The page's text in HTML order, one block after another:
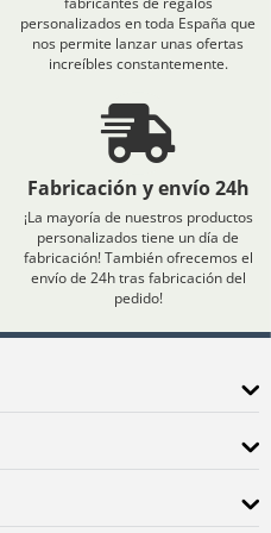
personalizados en toda España que
nos permite lanzar unas ofertas
increíbles constantemente.
Fabricación y envío 24h
¡La mayoría de nuestros productos
personalizados tiene un día de
fabricación! También ofrecemos el
envío de 24h tras fabricación del
pedido!